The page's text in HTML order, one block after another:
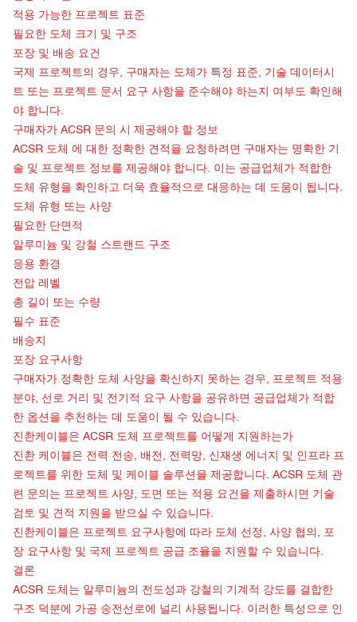
적용 가능한 프로젝트 표준
필요한 도체 크기 및 구조
포장 및 배송 요건
국제 프로젝트의 경우, 구매자는 도체가 특정 표준, 기술 데이터시
트 또는 프로젝트 문서 요구 사항을 준수해야 하는지 여부도 확인해
야 합니다.
구매자가 ACSR 문의 시 제공해야 할 정보
ACSR 도체
에 대한 정확한 견적을 요청하려면 구매자는 명확한 기
술 및 프로젝트 정보를 제공해야 합니다. 이는 공급업체가 적합한
도체 유형을 확인하고 더욱 효율적으로 대응하는 데 도움이 됩니다.
도체 유형 또는 사양
필요한 단면적
알루미늄 및 강철 스트랜드 구조
응용 환경
전압 레벨
총 길이 또는 수량
필수 표준
배송지
포장 요구사항
구매자가 정확한 도체 사양을 확신하지 못하는 경우, 프로젝트 적용
분야, 선로 거리 및 전기적 요구 사항을 공유하면 공급업체가 적합
한 옵션을 추천하는 데 도움이 될 수 있습니다.
진촨케이블은 ACSR 도체 프로젝트를 어떻게 지원하는가
진촨 케이블은 전력 전송, 배전, 전력망, 신재생 에너지 및 인프라 프
로젝트를 위한 도체 및 케이블 솔루션을 제공합니다. ACSR 도체 관
련 문의는 프로젝트 사양, 도면 또는 적용 요건을 제출하시면 기술
검토 및 견적 지원을 받으실 수 있습니다.
진촨케이블은 프로젝트 요구사항에 따라 도체 선정, 사양 협의, 포
장 요구사항 및 국제 프로젝트 공급 조율을 지원할 수 있습니다.
결론
ACSR 도체는 알루미늄의 전도성과 강철의 기계적 강도를 결합한
구조 덕분에 가공 송전선로에 널리 사용됩니다. 이러한 특성으로 인